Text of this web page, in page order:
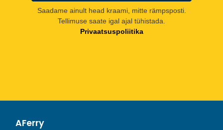
Saadame ainult head kraami, mitte rämpsposti.
Tellimuse saate igal ajal tühistada.
Privaatsuspoliitika
AFerry